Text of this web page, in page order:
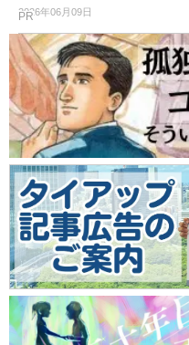
2026年06月09日
PR